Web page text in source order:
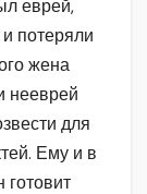
еврей,
потеряли
жена
нееврей
для
Ему и в